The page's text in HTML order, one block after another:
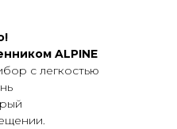
ALPINE
с легкостью